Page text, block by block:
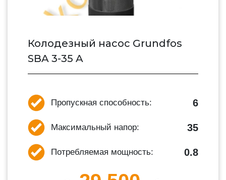
Колодезный насос Grundfos
SBA 3-35 A
Пропускная способность: 6
Максимальный напор: 35
Потребляемая мощность: 0.8